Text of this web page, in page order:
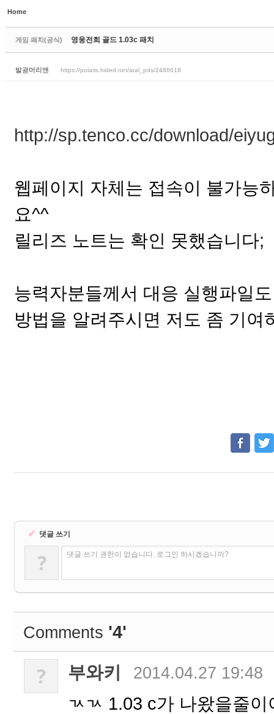
Home
게임 패치(공식) 영웅전희 골드 1.03c 패치
발광머리앤 https://polaris.hided.net/aral_pds/2486618
http://sp.tenco.cc/download/
웹페이지 자체는 접속이 불가능
요^^
릴리즈 노트는 확인 못했습니다;
능력자분들께서 대응 실행파일
방법을 알려주시면 저도 좀 기여
✔ 댓글 쓰기
? 댓글 쓰기 권한이 없습니다. 로그인 하시겠습니까?
Comments '4'
? 부와키 2014.04.27 19:48
ㄳㄳ 1.03 c가 나왔을줄이
Sketchbook5, 스케치북5
Sketchbook5, 스케치북5